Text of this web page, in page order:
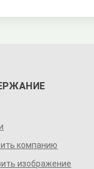
компанию
изображение